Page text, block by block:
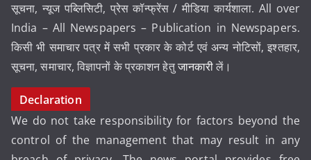
सूचना, न्यूज पब्लिसिटी, प्रेस कॉन्फ्रेंस / मीडिया कार्यशाला. All over
India – All Newspapers – Publication in Newspapers.
किसी भी समाचार पत्र में सभी प्रकार के कोर्ट एवं अन्य नोटिसों, इश्तहार,
सूचना, समाचार, विज्ञापनों के प्रकाशन हेतुजानकारीलें।
Declaration
We do not take responsibility for factors beyond the
control of the management that may result in any